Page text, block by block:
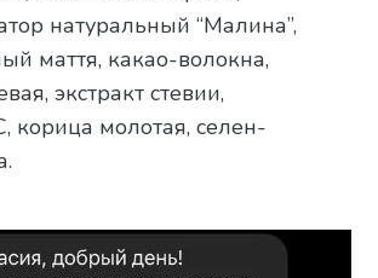
натуральный “Малина”,
маття, какао-волокна,
экстракт стевии,
корица молотая, селен-